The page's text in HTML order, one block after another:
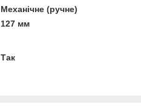
Механічне (ручне)
127 мм
Так